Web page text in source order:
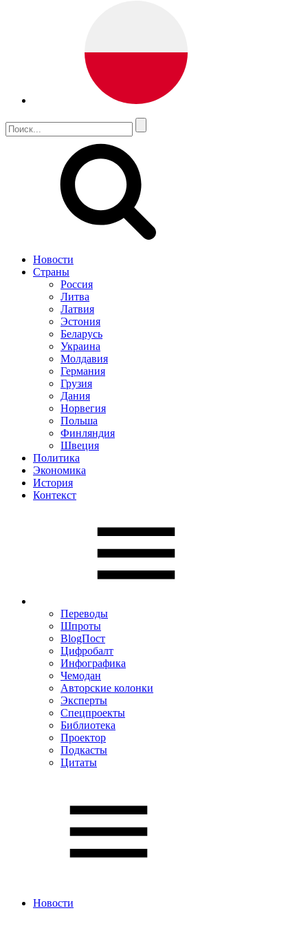
Новости
Страны
Россия
Литва
Латвия
Эстония
Беларусь
Украина
Молдавия
Германия
Грузия
Дания
Норвегия
Польша
Финляндия
Швеция
Политика
Экономика
История
Контекст
Переводы
Шпроты
BlogПост
Цифробалт
Инфографика
Чемодан
Авторские колонки
Эксперты
Спецпроекты
Библиотека
Проектор
Подкасты
Цитаты
Новости